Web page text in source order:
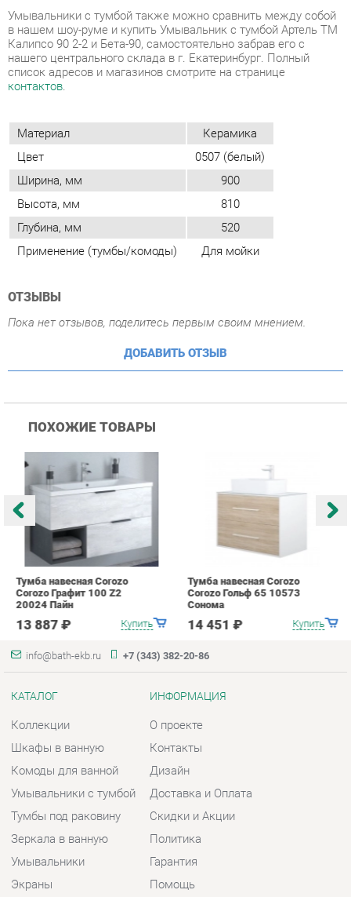
Материал
Керамика
Цвет
0507 (белый)
Глубина, мм
520
Применение (тумбы/комоды) Для мойки
ОТЗЫВЫ
Пока нет отзывов, поделитесь первым своим мнением.
ДОБАВИТЬ ОТЗЫВ
Купить
Тумба навесная Corozo
Corozo Графит 100 Z2
20024 Пайн
13 887 ₽
Тумба навесная Corozo
Corozo Гольф 65 10573
info@bath-ekb.ru +7 (343) 382-20-86
КАТАЛОГ
Коллекции
Комоды для ванной
Зеркала в ванную
Умывальники
Экраны
ИНФОРМАЦИЯ
О проекте
Дизайн
Скидки и Акции
Политика
Гарантия
Помощь
ГОРОДА
Весь мир
Екатеринбург
Шоурум и склад самовывоза
Адрес: г. Екатеринбург,
Металлургов, 84